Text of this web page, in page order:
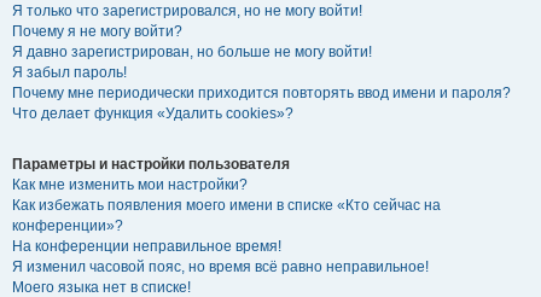
Я только что зарегистрировался, но не могу войти!
Почему я не могу войти?
Я давно зарегистрирован, но больше не могу войти!
Я забыл пароль!
Почему мне периодически приходится повторять ввод имени и пароля?
Что делает функция «Удалить cookies»?
Параметры и настройки пользователя
Как мне изменить мои настройки?
Как избежать появления моего имени в списке «Кто сейчас на
конференции»?
На конференции неправильное время!
Я изменил часовой пояс, но время всё равно неправильное!
Моего языка нет в списке!